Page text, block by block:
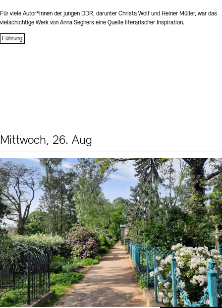
Für viele Autor*innen der jungen DDR, darunter Christa Wolf und Heiner Müller, war das
vielschichtige Werk von Anna Seghers eine Quelle literarischer Inspiration.
Führung
Mittwoch, 26. Aug